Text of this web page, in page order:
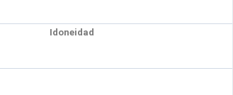
Idoneidad